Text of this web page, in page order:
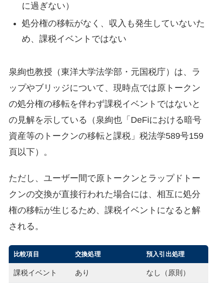
に過ぎない）
処分権の移転がなく、収入も発生していないた
め、課税イベントではない
泉絢也教授（東洋大学法学部・元国税庁）は、ラ
ップやブリッジについて、現時点では原トークン
の処分権の移転を伴わず課税イベントではないと
の見解を示している（泉絢也「DeFiにおける暗号
資産等のトークンの移転と課税」税法学589号159
頁以下）。
ただし、ユーザー間で原トークンとラップドトー
クンの交換が直接行われた場合には、相互に処分
権の移転が生じるため、課税イベントになると解
される。
比較項目 交換処理 預入引出処理
課税イベント あり なし（原則）